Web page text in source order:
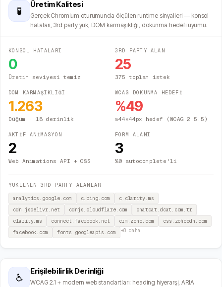
🧪
Üretim Kalitesi
Gerçek Chromium oturumunda ölçülen runtime sinyalleri — konsol
hataları, 3rd party yük, DOM karmaşıklığı, dokunma hedefi uyumu.
KONSOL HATALARI
0
Üretim seviyesi temiz
3RD PARTY ALAN
25
375 toplam istek
DOM KARMAŞIKLIĞI
1.263
Düğüm · 18 derinlik
WCAG DOKUNMA HEDEFİ
%49
≥44×44px hedef (WCAG 2.5.5)
AKTİF ANİMASYON
2
Web Animations API + CSS
FORM ALANI
3
%0 autocomplete'li
YÜKLENEN 3RD PARTY ALANLAR
analytics.google.com c.bing.com
c.clarity.ms
cdn.jsdelivr.net
cdnjs.cloudflare.com
chatcat.dcat.com.tr
clarity.ms
connect.facebook.net crm.zoho.com
css.zohocdn.com
facebook.com
fonts.googleapis.com +8 daha
♿
Erişilebilirlik Derinliği
WCAG 2.1 + modern web standartları: heading hiyerarşi, ARIA